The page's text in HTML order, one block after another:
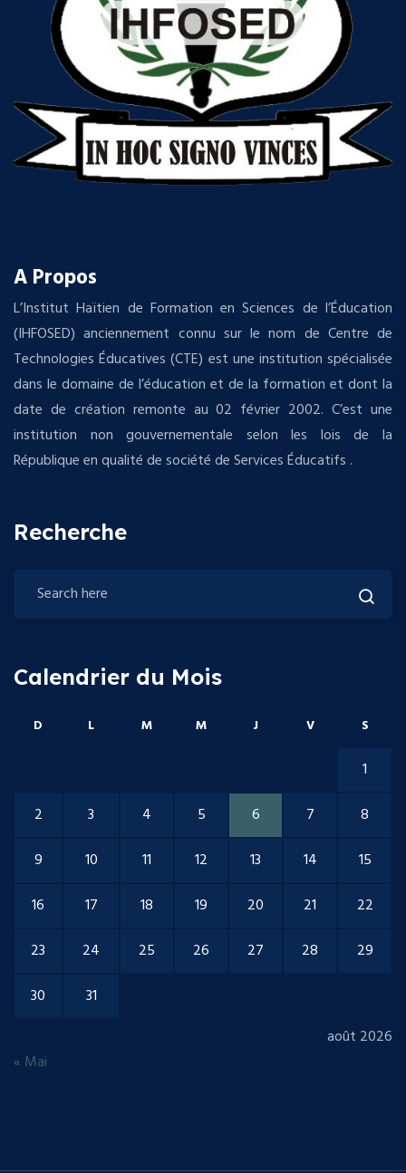
A Propos
L’Institut Haïtien de Formation en Sciences de l’Éducation
(IHFOSED) anciennement connu sur le nom de Centre de
Technologies Éducatives (CTE) est une institution spécialisée
dans le domaine de l’éducation et de la formation et dont la
date de création remonte au 02 février 2002. C’est une
institution non gouvernementale selon les lois de la
République en qualité de société de Services Éducatifs .
Recherche
Calendrier du Mois
août 2026
D L M M J V S
1
2
3 4 5 6 7
8
9
10 11 12 13 14
15
16
17 18 19 20 21
22
23
24 25 26 27 28
29
30
31
« Mai